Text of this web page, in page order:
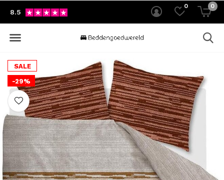
0 0
8.5
SALE
-29%